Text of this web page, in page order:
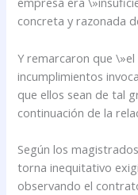
concreta y razonada
Y remarcaron que
incumplimientos
que ellos sean de tal
continuación de la
Según los
torna inequitativo
observando el